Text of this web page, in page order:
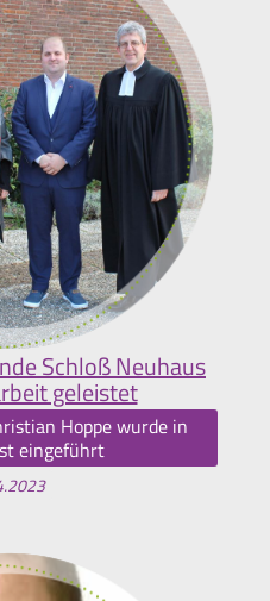
Schloß Neuhaus
geleistet
Hoppe wurde in
eingeführt